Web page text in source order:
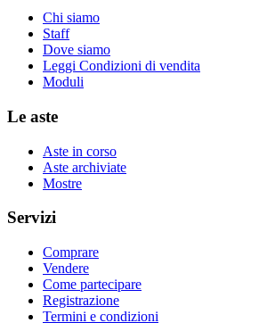
Chi siamo
Staff
Dove siamo
Leggi Condizioni di vendita
Moduli
Le aste
Aste in corso
Aste archiviate
Mostre
Servizi
Comprare
Vendere
Come partecipare
Registrazione
Termini e condizioni